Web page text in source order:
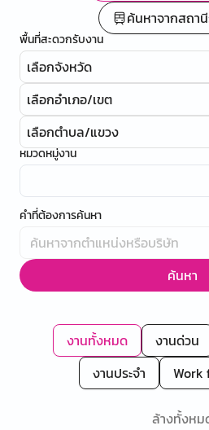
ค้นหาจากสถา
พื้นที่สะดวกรับงาน
เลือกจังหวัด
เลือกอำเภอ/เขต
เลือกตำบล/แขวง
หมวดหมู่งาน
คำที่ต้องการค้นหา
ค้นหา
งานทั้งหมด งานด่วน
งานประจำ
Work
ล้างทั้งหม